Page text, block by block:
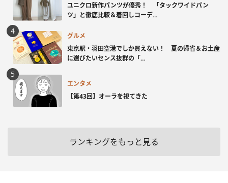
ユニクロ新作パンツが優秀！ 「タックワイドパン
ツ」と徹底比較＆着回しコーデ...
グルメ
東京駅・羽田空港でしか買えない！ 夏の帰省＆お土産
に選びたいセンス抜群の「...
エンタメ
【第43回】オーラを視てきた
ランキングをもっと見る